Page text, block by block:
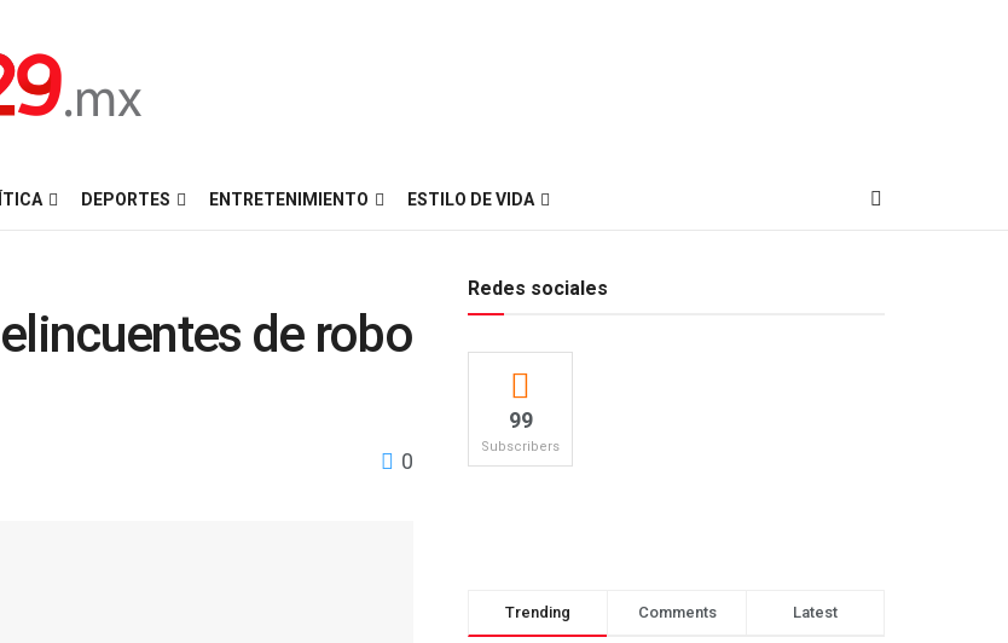
DEPORTES ENTRETENIMIENTO ESTILO DE VIDA
de robo
0
Redes sociales
99
Subscribers
Trending Comments Latest